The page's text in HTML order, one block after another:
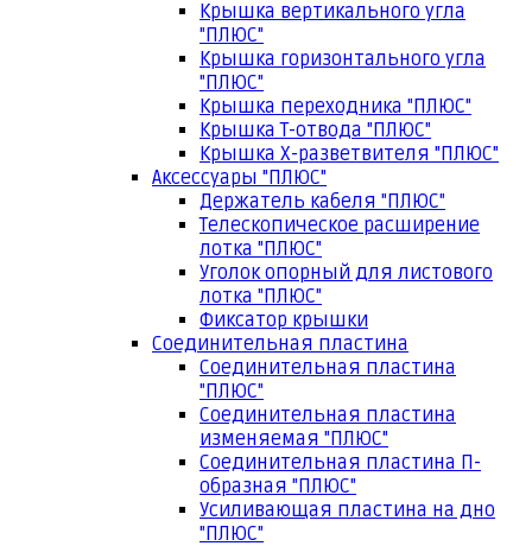
Крышка вертикального угла
"ПЛЮС"
Крышка горизонтального угла
"ПЛЮС"
Крышка переходника "ПЛЮС"
Крышка Т-отвода "ПЛЮС"
Крышка Х-разветвителя "ПЛЮС"
Аксессуары "ПЛЮС"
Держатель кабеля "ПЛЮС"
Телескопическое расширение
лотка "ПЛЮС"
Уголок опорный для листового
лотка "ПЛЮС"
Фиксатор крышки
Соединительная пластина
Соединительная пластина
"ПЛЮС"
Соединительная пластина
изменяемая "ПЛЮС"
Соединительная пластина П-
образная "ПЛЮС"
Усиливающая пластина на дно
"ПЛЮС"